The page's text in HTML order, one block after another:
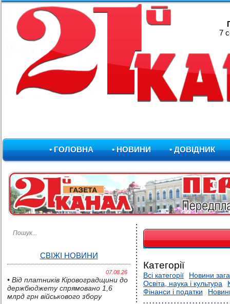
7
• ГОЛОВНА • НОВИНИ • ДОВІДНИК
СВІЖІ НОВИНИ
07.08.26
• Від платників Кіровоградщини до
держбюджету спрямовано 1,6
млрд грн військового збору
Категорії
Всі категорії
Новини
Освіта, наука і культура
Фінанси і податки